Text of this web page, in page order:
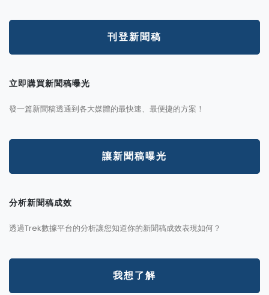
刊登新聞稿
立即購買新聞稿曝光
發一篇新聞稿透通到各大媒體的最快速、最便捷的方案！
讓新聞稿曝光
分析新聞稿成效
透過Trek數據平台的分析讓您知道你的新聞稿成效表現如何？
我想了解